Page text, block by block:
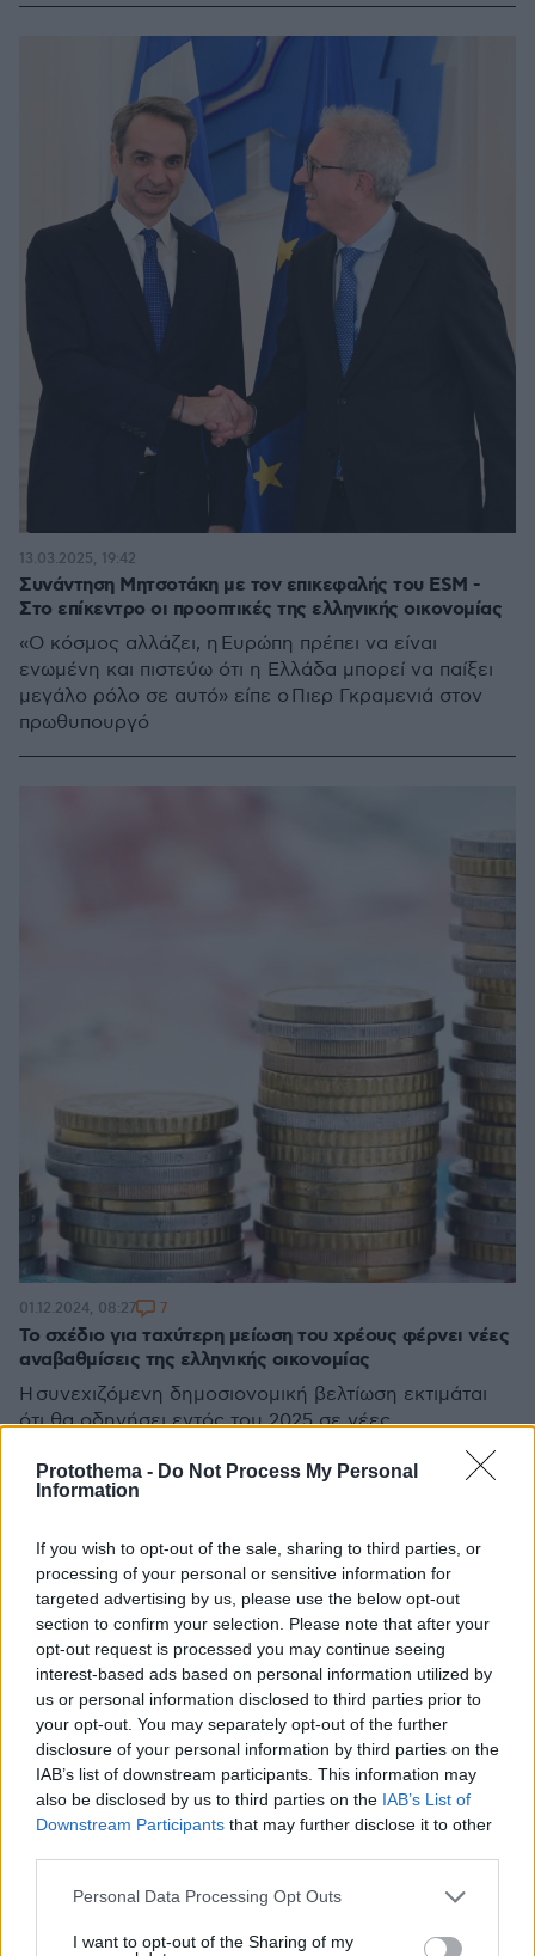
Protothema - Do Not Process My Personal
Information
If you wish to opt-out of the sale, sharing to third parties, or
processing of your personal or sensitive information for
targeted advertising by us, please use the below opt-out
section to confirm your selection. Please note that after your
opt-out request is processed you may continue seeing
interest-based ads based on personal information utilized by
us or personal information disclosed to third parties prior to
your opt-out. You may separately opt-out of the further
disclosure of your personal information by third parties on the
IAB’s list of downstream participants. This information may
also be disclosed by us to third parties on the IAB’s List of
Downstream Participants that may further disclose it to other
Please note that this website/app uses one or more Google
not limited to your visit or usage behaviour. You may click to
Personal Data Processing Opt Outs
I want to opt-out of the Sharing of my
Συνάντηση Μητσοτάκη με τον επικεφαλής του ESM -
Στο επίκεντρο οι προοπτικές της ελληνικής οικονομίας
«Ο κόσμος αλλάζει, η Ευρώπη πρέπει να είναι
ενωμένη και πιστεύω ότι η Ελλάδα μπορεί να παίξει
μεγάλο ρόλο σε αυτό» είπε ο Πιερ Γκραμενιά στον
πρωθυπουργό
13.03.2025, 19:42
Το σχέδιο για ταχύτερη μείωση του χρέους φέρνει νέες
αναβαθμίσεις της ελληνικής οικονομίας
Η συνεχιζόμενη δημοσιονομική βελτίωση εκτιμάται
ότι θα οδηγήσει εντός του 2025 σε νέες
χώρας από τους οίκους αξιολόγησης
01.12.2024, 08:27 7